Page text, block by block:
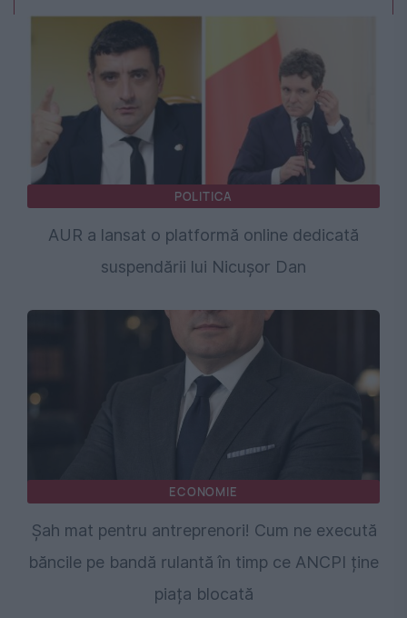
POLITICA
AUR a lansat o platformă online dedicată
suspendării lui Nicușor Dan
ECONOMIE
Șah mat pentru antreprenori! Cum ne execută
băncile pe bandă rulantă în timp ce ANCPI ține
piața blocată